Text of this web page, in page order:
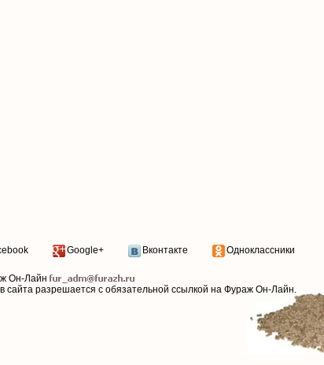
Google+ Вконтакте Одноклассники
Он-Лайн
сайта разрешается с обязательной ссылкой на Фураж Он-Лайн.